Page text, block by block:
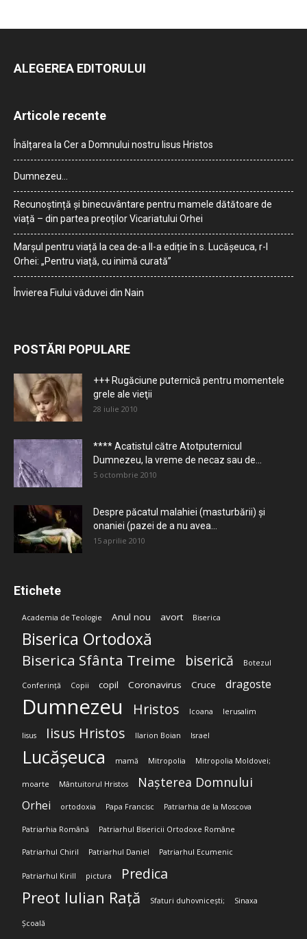
ALEGEREA EDITORULUI
Articole recente
Înălțarea la Cer a Domnului nostru Iisus Hristos
Dumnezeu…
Recunoștință și binecuvântare pentru mamele dătătoare de
viață – din partea preoților Vicariatului Orhei
Marșul pentru viață la cea de-a II-a ediție în s. Lucășeuca, r-l
Orhei: „Pentru viață, cu inimă curată”
Învierea Fiului văduvei din Nain
POSTĂRI POPULARE
+++ Rugăciune puternică pentru momentele
grele ale vieţii
28 iulie 2010
**** Acatistul către Atotputernicul
Dumnezeu, la vreme de necaz sau de...
5 octombrie 2010
Despre păcatul malahiei (masturbării) şi
onaniei (pazei de a nu avea...
15 aprilie 2010
Etichete
Academia de Teologie Anul nou avort Biserica
Biserica Ortodoxă
Biserica Sfânta Treime biserică Botezul
Conferință Copii copil Coronavirus Cruce dragoste
Dumnezeu Hristos Icoana Ierusalim
Iisus Iisus Hristos Ilarion Boian Israel
Lucășeuca mamă Mitropolia Mitropolia Moldovei;
moarte Mântuitorul Hristos Nașterea Domnului
Orhei ortodoxia Papa Francisc Patriarhia de la Moscova
Patriarhia Română Patriarhul Bisericii Ortodoxe Române
Patriarhul Chiril Patriarhul Daniel Patriarhul Ecumenic
Patriarhul Kirill pictura Predica
Preot Iulian Rață Sfaturi duhovnicești; Sinaxa
Școală